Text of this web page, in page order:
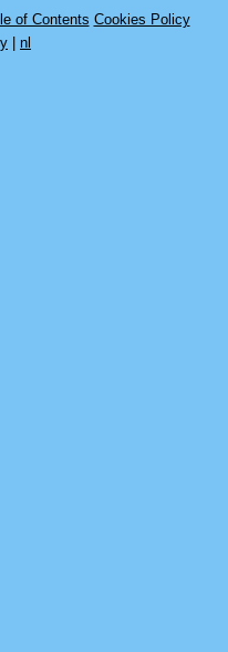
of Contents Cookies Policy
nl